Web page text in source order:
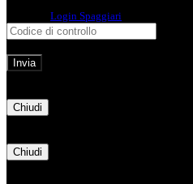
Login Spaggiari
Chiudi
Chiudi